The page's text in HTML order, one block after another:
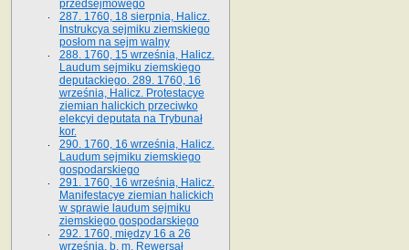
przedsejmowego
287. 1760, 18 sierpnia, Halicz.
Instrukcya sejmiku ziemskiego
posłom na sejm walny
288. 1760, 15 września, Halicz.
Laudum sejmiku ziemskiego
deputackiego. 289. 1760, 16
września, Halicz. Protestacye
ziemian halickich przeciwko
elekcyi deputata na Trybunał
kor.
290. 1760, 16 września, Halicz.
Laudum sejmiku ziemskiego
gospodarskiego
291. 1760, 16 września, Halicz.
Manifestacye ziemian halickich
w sprawie laudum sejmiku
ziemskiego gospodarskiego
292. 1760, między 16 a 26
września, b. m. Rewersał